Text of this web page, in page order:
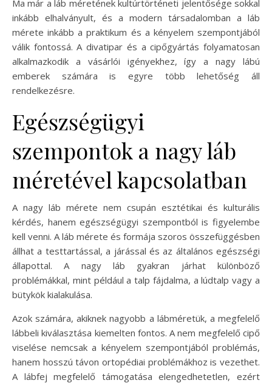
Ma már a láb méretének kultúrtörténeti jelentősége sokkal
inkább elhalványult, és a modern társadalomban a láb
mérete inkább a praktikum és a kényelem szempontjából
válik fontossá. A divatipar és a cipőgyártás folyamatosan
alkalmazkodik a vásárlói igényekhez, így a nagy lábú
emberek számára is egyre több lehetőség áll
rendelkezésre.
Egészségügyi
szempontok a nagy láb
méretével kapcsolatban
A nagy láb mérete nem csupán esztétikai és kulturális
kérdés, hanem egészségügyi szempontból is figyelembe
kell venni. A láb mérete és formája szoros összefüggésben
állhat a testtartással, a járással és az általános egészségi
állapottal. A nagy láb gyakran járhat különböző
problémákkal, mint például a talp fájdalma, a lúdtalp vagy a
bütykök kialakulása.
Azok számára, akiknek nagyobb a lábméretük, a megfelelő
lábbeli kiválasztása kiemelten fontos. A nem megfelelő cipő
viselése nemcsak a kényelem szempontjából problémás,
hanem hosszú távon ortopédiai problémákhoz is vezethet.
A lábfej megfelelő támogatása elengedhetetlen, ezért